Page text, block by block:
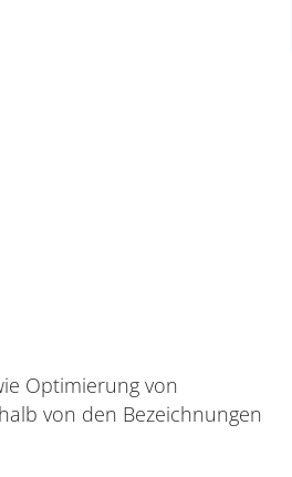
Optimierung von
von den Bezeichnungen